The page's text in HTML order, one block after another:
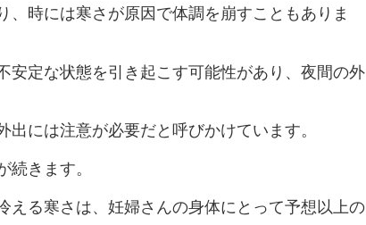
時には寒さが原因で体調を崩すこともありま
安定な状態を引き起こす可能性があり、夜間の外
には注意が必要だと呼びかけています。
続きます。
える寒さは、妊婦さんの身体にとって予想以上の